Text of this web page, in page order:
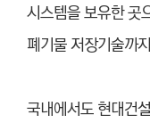
시스템을 보유한 곳
폐기물 저장기술까
국내에서도 현대건